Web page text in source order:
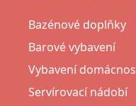
Bazénové doplňky
Barové vybavení
Vybavení
Servírovací nádobí